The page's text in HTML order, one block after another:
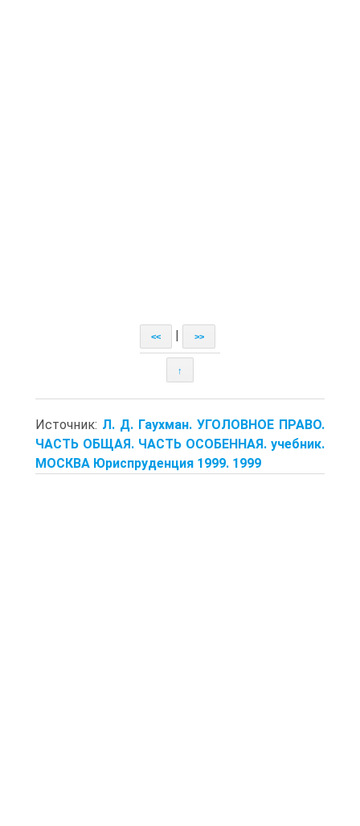
<< >>
↑
Источник: Л. Д. Гаухман. УГОЛОВНОЕ ПРАВО.
ЧАСТЬ ОБЩАЯ. ЧАСТЬ ОСОБЕННАЯ. учебник.
МОСКВА Юриспруденция 1999. 1999